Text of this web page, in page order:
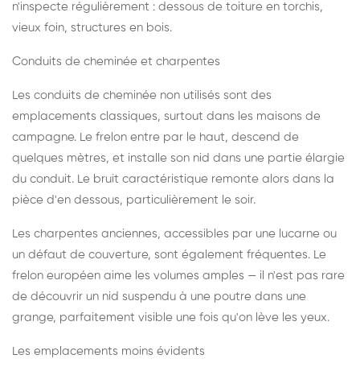
n'inspecte régulièrement : dessous de toiture en torchis,
vieux foin, structures en bois.
Conduits de cheminée et charpentes
Les conduits de cheminée non utilisés sont des
emplacements classiques, surtout dans les maisons de
campagne. Le frelon entre par le haut, descend de
quelques mètres, et installe son nid dans une partie élargie
du conduit. Le bruit caractéristique remonte alors dans la
pièce d'en dessous, particulièrement le soir.
Les charpentes anciennes, accessibles par une lucarne ou
un défaut de couverture, sont également fréquentes. Le
frelon européen aime les volumes amples — il n'est pas rare
de découvrir un nid suspendu à une poutre dans une
grange, parfaitement visible une fois qu'on lève les yeux.
Les emplacements moins évidents